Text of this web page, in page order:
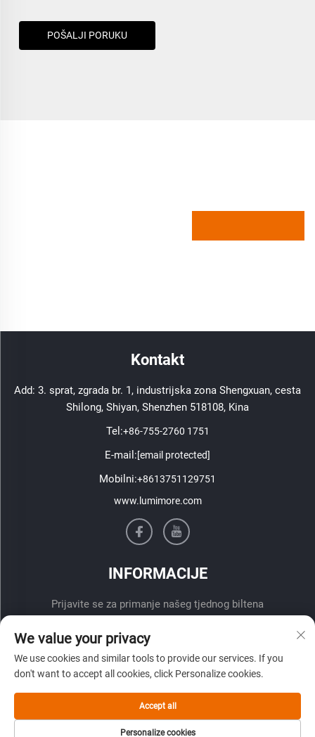
POŠALJI PORUKU
Kontakt
Add: 3. sprat, zgrada br. 1, industrijska zona Shengxuan, cesta
Shilong, Shiyan, Shenzhen 518108, Kina
Tel:+86-755-2760 1751
E-mail:[email protected]
Mobilni:+8613751129751
www.lumimore.com
INFORMACIJE
Prijavite se za primanje našeg tjednog biltena
Pošalji
We value your privacy
We use cookies and similar tools to provide our services. If you
don't want to accept all cookies, click Personalize cookies.
Personalize cookies
Accept all